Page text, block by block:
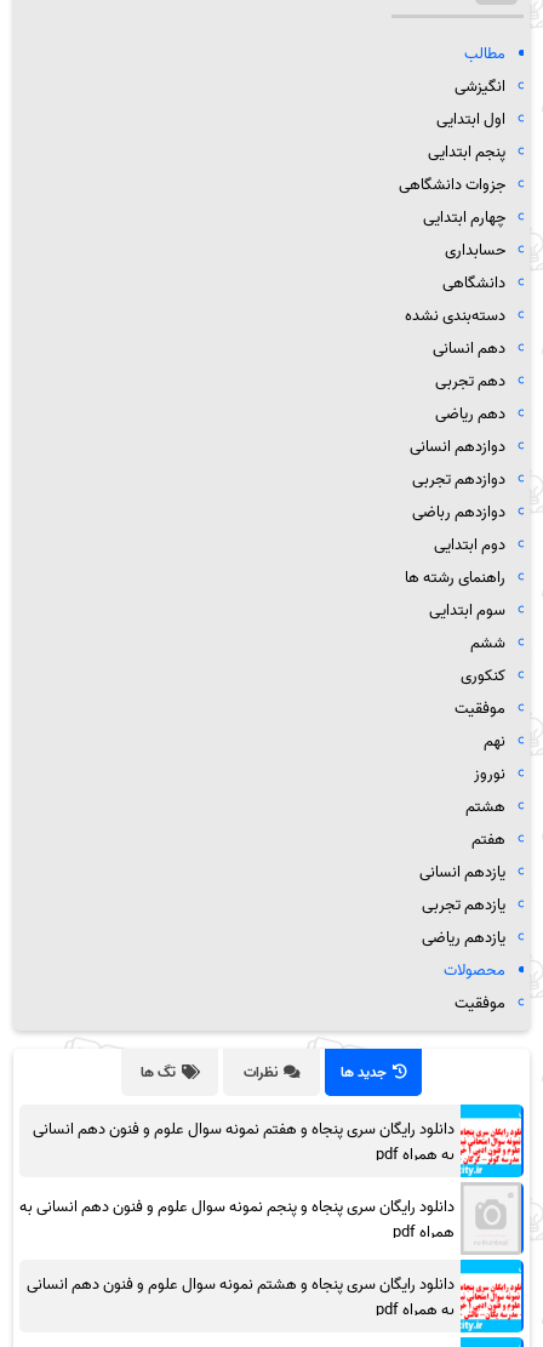
مطالب
انگیزشی
اول ابتدایی
پنجم ابتدایی
جزوات دانشگاهی
چهارم ابتدایی
حسابداری
دانشگاهی
دسته‌بندی نشده
دهم انسانی
دهم تجربی
دهم ریاضی
دوازدهم انسانی
دوازدهم تجربی
دوازدهم رباضی
دوم ابتدایی
راهنمای رشته ها
سوم ابتدایی
ششم
کنکوری
موفقیت
نهم
نوروز
هشتم
هفتم
یازدهم انسانی
یازدهم تجربی
یازدهم ریاضی
محصولات
موفقیت
جدید ها نظرات تگ ها
دانلود رایگان سری پنجاه و هفتم نمونه سوال علوم و فنون دهم انسانی
به همراه pdf
دانلود رایگان سری پنجاه و پنجم نمونه سوال علوم و فنون دهم انسانی به
همراه pdf
دانلود رایگان سری پنجاه و هشتم نمونه سوال علوم و فنون دهم انسانی
به همراه pdf